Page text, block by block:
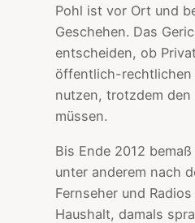
Pohl ist vor Ort und
Geschehen. Das
entscheiden, ob
öffentlich-rechtlichen
nutzen, trotzdem den
müssen.
Bis Ende 2012
unter anderem nach
Fernseher und
Haushalt, damals